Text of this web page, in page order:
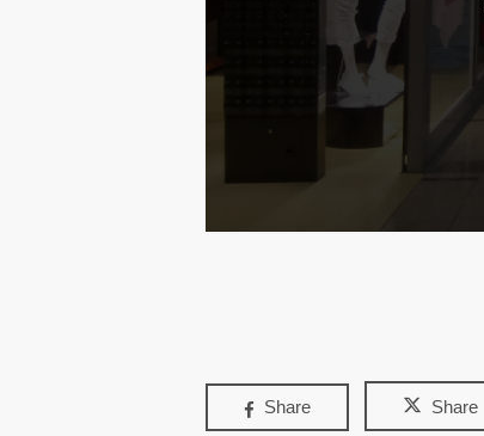
Share Share